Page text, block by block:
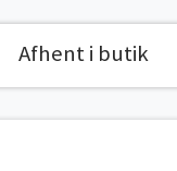
Afhent i butik